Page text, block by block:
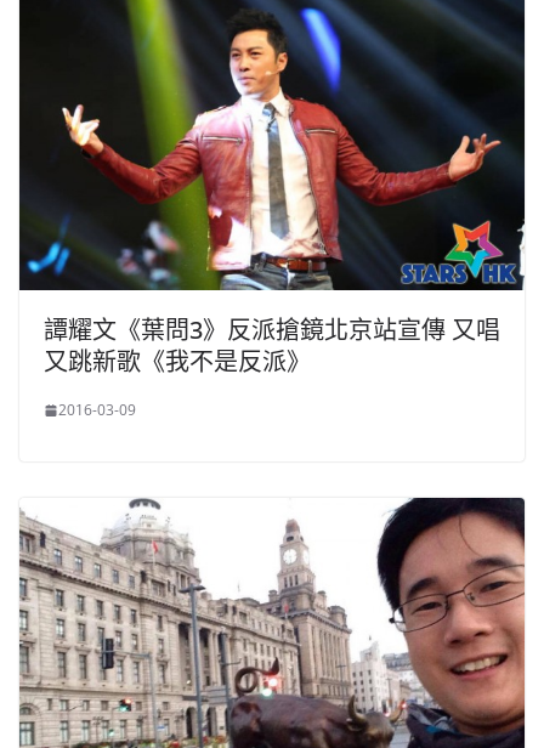
譚耀文《葉問3》反派搶鏡北京站宣傳 又唱
又跳新歌《我不是反派》
2016-03-09